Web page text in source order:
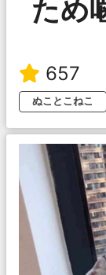
ため
657
ぬことこねこ